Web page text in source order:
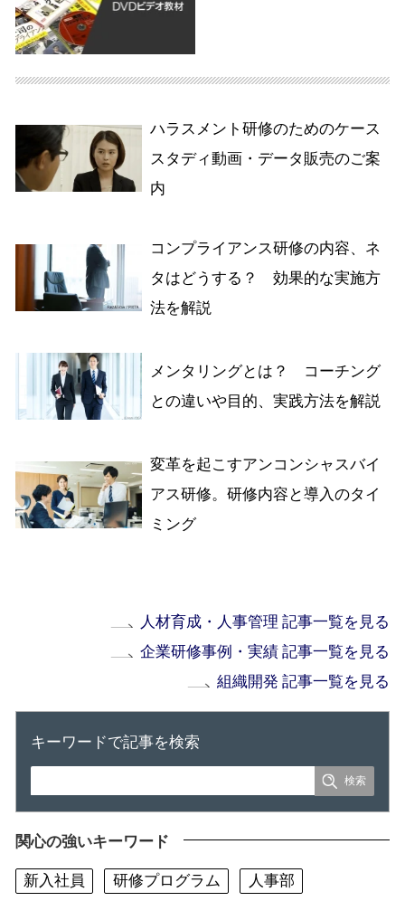
ハラスメント研修のためのケース
スタディ動画・データ販売のご案
内
コンプライアンス研修の内容、ネ
タはどうする？ 効果的な実施方
法を解説
メンタリングとは？ コーチング
との違いや目的、実践方法を解説
変革を起こすアンコンシャスバイ
アス研修。研修内容と導入のタイ
ミング
人材育成・人事管理 記事一覧を見る
企業研修事例・実績 記事一覧を見る
組織開発 記事一覧を見る
キーワードで記事を検索
関心の強いキーワード
新入社員 研修プログラム 人事部